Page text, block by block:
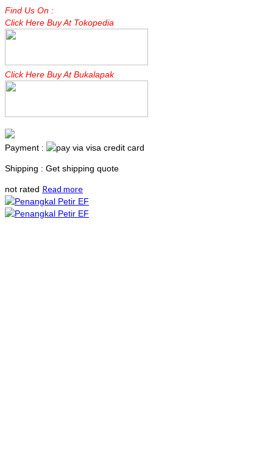
Find Us On :
Click Here Buy At Tokopedia
Click Here Buy At Bukalapak
Payment :
Shipping : Get shipping quote
not rated Read more